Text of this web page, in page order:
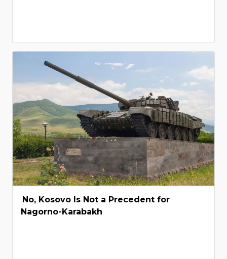
No, Kosovo Is Not a Precedent for
Nagorno-Karabakh